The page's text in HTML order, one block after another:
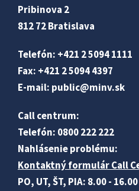
Pribinova 2
812 72 Bratislava
Telefón: +421 2 5094 1111
Fax: +421 2 5094 4397
E-mail: public@minv.sk
Call centrum:
Telefón: 0800 222 222
Nahlásenie problému:
Kontaktný formulár Call
PO, UT, ŠT, PIA: 8.00 - 16.00